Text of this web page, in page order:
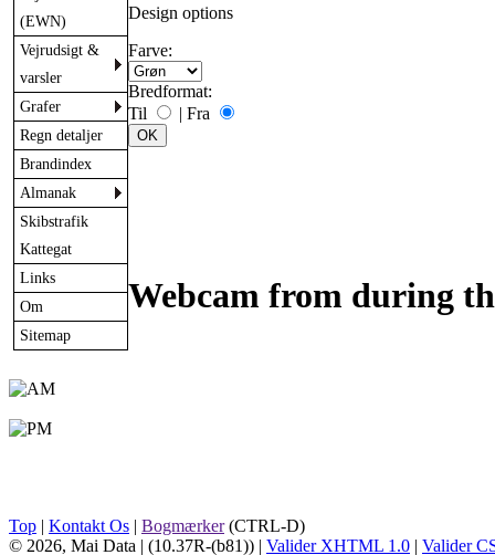
(EWN)
Vejrudsigt &
varsler
Grafer
Regn detaljer
Brandindex
Almanak
Skibstrafik
Kattegat
Links
Om
Sitemap
Design options
Farve:
Bredformat:
Til
| Fra
Webcam from during
Top | Kontakt Os | Bogmærker(CTRL-D)
© 2026, Mai Data | (10.37R-(b81)) | Valider XHTML 1.0 | Valider